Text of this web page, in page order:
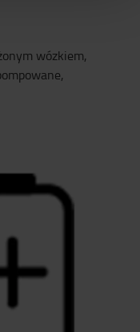
wózkiem,